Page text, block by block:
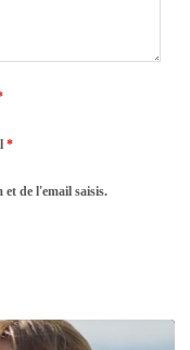
*
de l'email saisis.